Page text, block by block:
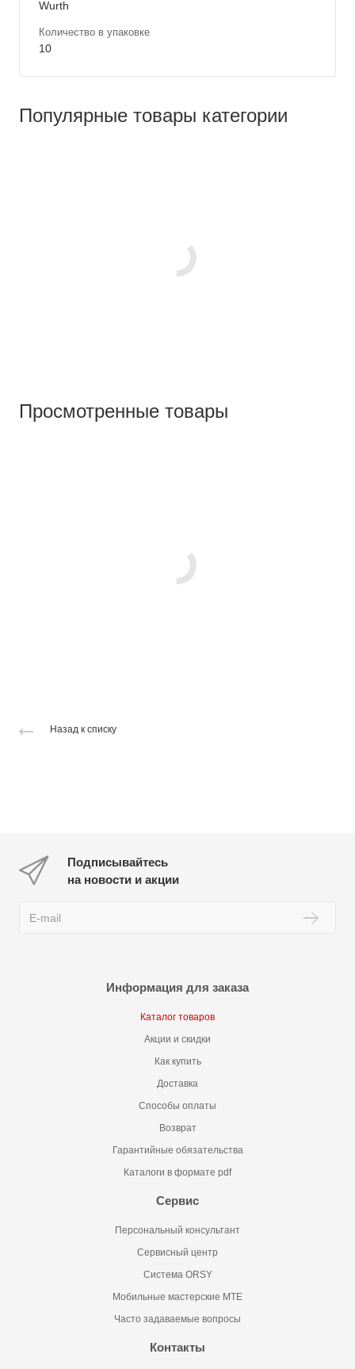
Wurth
Количество в упаковке
10
Популярные товары категории
Просмотренные товары
Назад к списку
Подписывайтесь
на новости и акции
Информация для заказа
Каталог товаров
Акции и скидки
Как купить
Доставка
Способы оплаты
Возврат
Гарантийные обязательства
Каталоги в формате pdf
Сервис
Персональный консультант
Сервисный центр
Система ORSY
Мобильные мастерские MTE
Часто задаваемые вопросы
Контакты